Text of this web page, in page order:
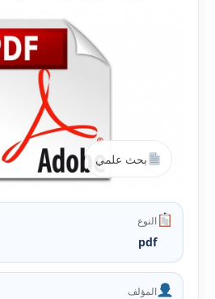
بحث علمي
النوع
pdf
المؤلف